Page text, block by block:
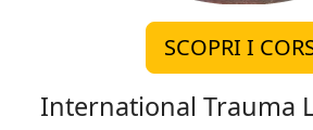
SCOPRI I
International Trauma